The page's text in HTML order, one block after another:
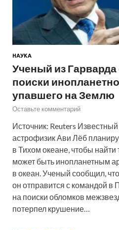
НАУКА
Ученый из Гарварда
поиски
упавшего на Землю
Оставьте комментарий
Источник: Reuters
астрофизик Ави Лёб
в Тихом океане, чтобы найти
может быть инопланетным
в океан. Ученый сообщил,
он отправится с командой
на поиски обломков
потерпел крушение…